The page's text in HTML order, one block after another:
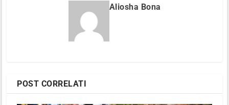
Aliosha Bona
POST CORRELATI